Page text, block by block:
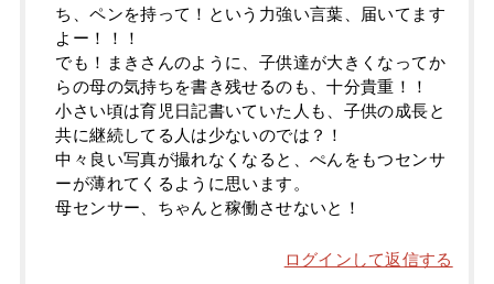
ち、ペンを持って！という力強い言葉、届いてます
よー！！！
でも！まきさんのように、子供達が大きくなってか
らの母の気持ちを書き残せるのも、十分貴重！！
小さい頃は育児日記書いていた人も、子供の成長と
共に継続してる人は少ないのでは？！
中々良い写真が撮れなくなると、ぺんをもつセンサ
ーが薄れてくるように思います。
母センサー、ちゃんと稼働させないと！
ログインして返信する